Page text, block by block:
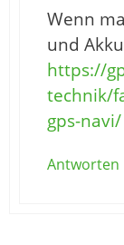
Wenn
und
https://
technik/
gps-navi/
Antworten